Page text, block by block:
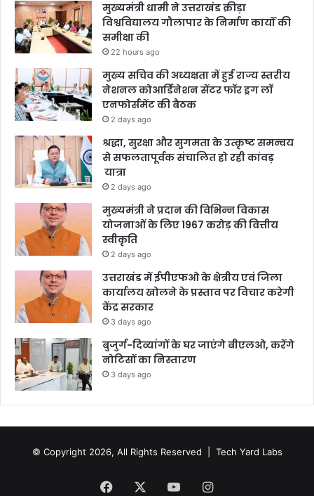
मुख्यमंत्री धामी ने उत्तराखंड क्रीड़ा
विश्वविद्यालय गौलापार के निर्माण कार्यों की
समीक्षा की
22 hours ago
मुख्य सचिव की अध्यक्षता में हुई राज्य स्तरीय
नेशनल कोआर्डिनेशन सेंटर फॉर ड्रग लॉ
एनफोर्समेंट की बैठक
2 days ago
श्रद्धा, सुरक्षा और सुगमता के उत्कृष्ट समन्वय
से सफलतापूर्वक संचालित हो रही कांवड़
यात्रा
2 days ago
मुख्यमंत्री ने प्रदान की विभिन्न विकास
योजनाओं के लिए 1967 करोड़ की वित्तीय
स्वीकृति
2 days ago
उत्तराखंड में ईपीएफओ के क्षेत्रीय एवं जिला
कार्यालय खोलने के प्रस्ताव पर विचार करेगी
केंद्र सरकार
3 days ago
बुजुर्ग-दिव्यांगों के घर जाएंगे बीएलओ, करेंगे
नोटिसों का निस्तारण
3 days ago
© Copyright 2026, All Rights Reserved | Tech Yard Labs
Facebook YouTubeInstagram